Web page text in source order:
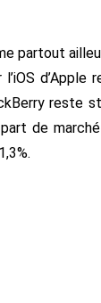
reste
de